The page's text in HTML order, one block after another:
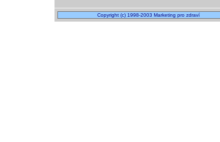
Copyright (c) 1998-2003 Marketing pro zdraví